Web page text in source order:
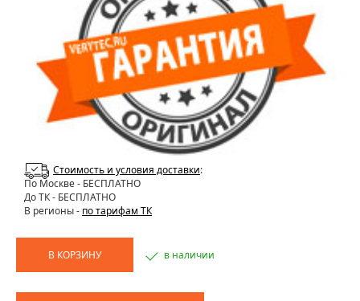
Стоимость и условия доставки:
По Москве- БЕСПЛАТНО
До ТК - БЕСПЛАТНО
В регионы - по тарифам ТК
В КОРЗИНУ в наличии